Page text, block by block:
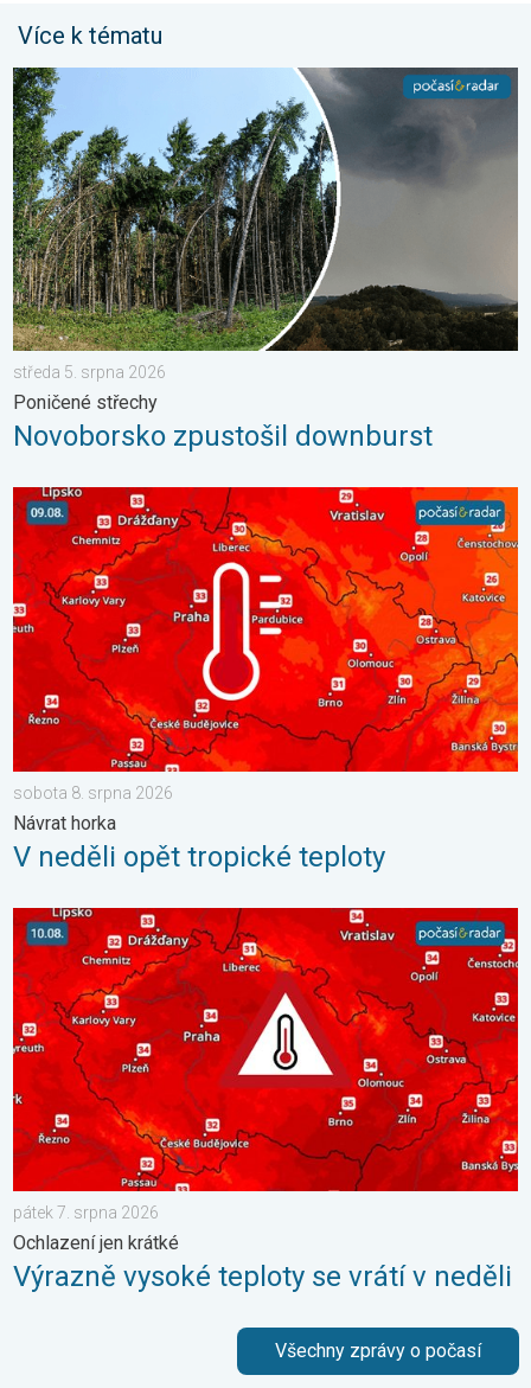
Více k tématu
Novoborsko zpustošil downburst. Poničené střechy. . . středa
středa 5. srpna 2026
Poničené střechy
Novoborsko zpustošil downburst
V neděli opět tropické teploty. Návrat horka. . . sobota 8.
sobota 8. srpna 2026
Návrat horka
V neděli opět tropické teploty
Výrazně vysoké teploty se vrátí v neděli. Ochlazení jen krátké.
pátek 7. srpna 2026
Ochlazení jen krátké
Výrazně vysoké teploty se vrátí v neděli
Všechny zprávy o počasí